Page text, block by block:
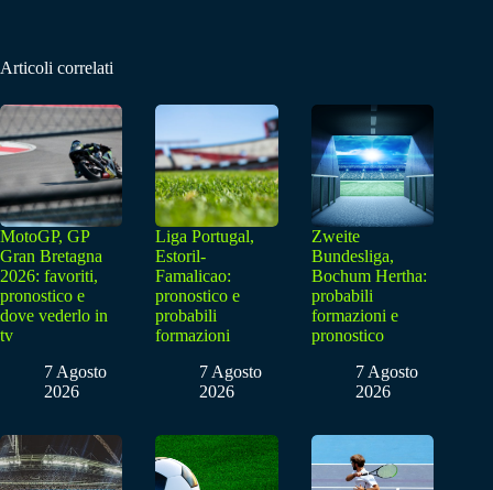
Articoli correlati
MotoGP, GP
Gran Bretagna
2026: favoriti,
pronostico e
dove vederlo in
tv
7 Agosto
2026
Liga Portugal,
Estoril-
Famalicao:
pronostico e
probabili
formazioni
7 Agosto
2026
Zweite
Bundesliga,
Bochum Hertha:
probabili
formazioni e
pronostico
7 Agosto
2026